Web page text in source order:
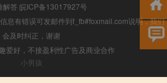
解答 皖ICP备13017927号
息有错误可发邮件到f_fb#foxmail.com说明，我们
会及时纠正，谢谢
爱好，不接盈利性广告及商业合作
小男孩